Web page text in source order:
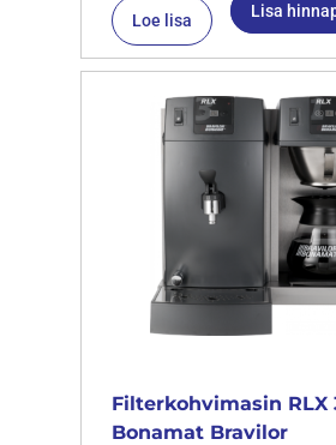
Loe lisa Lisa
Filterkohvimasin RLX
Bonamat Bravilor